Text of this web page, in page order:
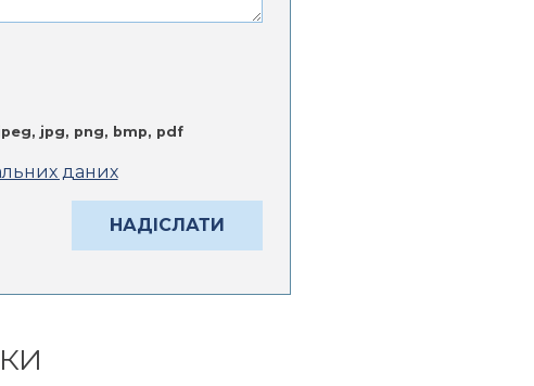
jpg, png, bmp, pdf
даних